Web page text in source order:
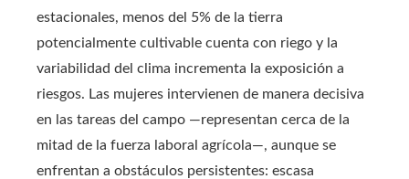
estacionales, menos del 5% de la tierra
potencialmente cultivable cuenta con riego y la
variabilidad del clima incrementa la exposición a
riesgos. Las mujeres intervienen de manera decisiva
en las tareas del campo —representan cerca de la
mitad de la fuerza laboral agrícola—, aunque se
enfrentan a obstáculos persistentes: escasa